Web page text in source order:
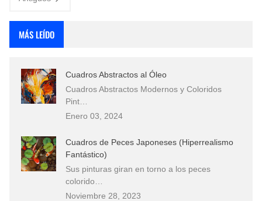
MÁS LEÍDO
Cuadros Abstractos al Óleo
Cuadros Abstractos Modernos y Coloridos
Pint…
Enero 03, 2024
Cuadros de Peces Japoneses (Hiperrealismo
Fantástico)
Sus pinturas giran en torno a los peces
colorido…
Noviembre 28, 2023